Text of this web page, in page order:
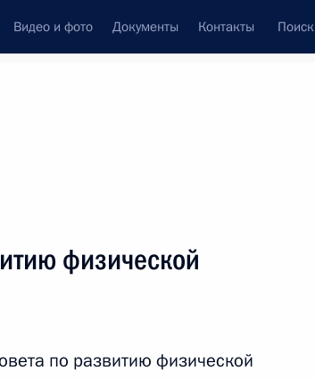
Видео и фото Документы Контакты Поиск
физической
по развитию физической